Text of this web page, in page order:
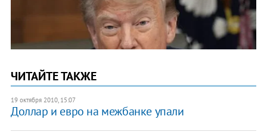
ЧИТАЙТЕ ТАКЖЕ
19 октября 2010, 15:07
Доллар и евро на межбанке упали